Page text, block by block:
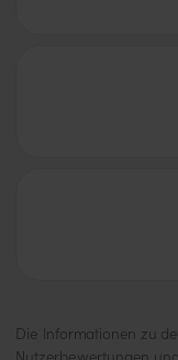
Die Informationen zu